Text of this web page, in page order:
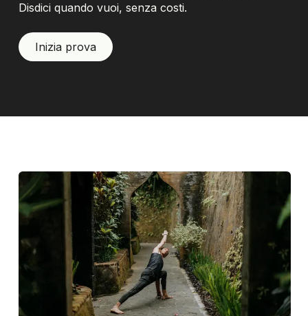
Disdici quando vuoi, senza costi.
Inizia prova